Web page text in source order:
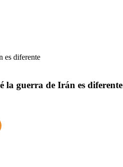
la guerra de Irán es diferente